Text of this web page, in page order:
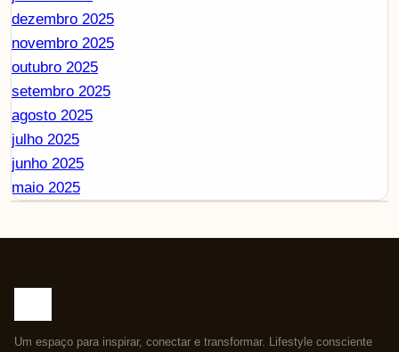
dezembro 2025
novembro 2025
outubro 2025
setembro 2025
agosto 2025
julho 2025
junho 2025
maio 2025
Um espaço para inspirar, conectar e transformar. Lifestyle consciente